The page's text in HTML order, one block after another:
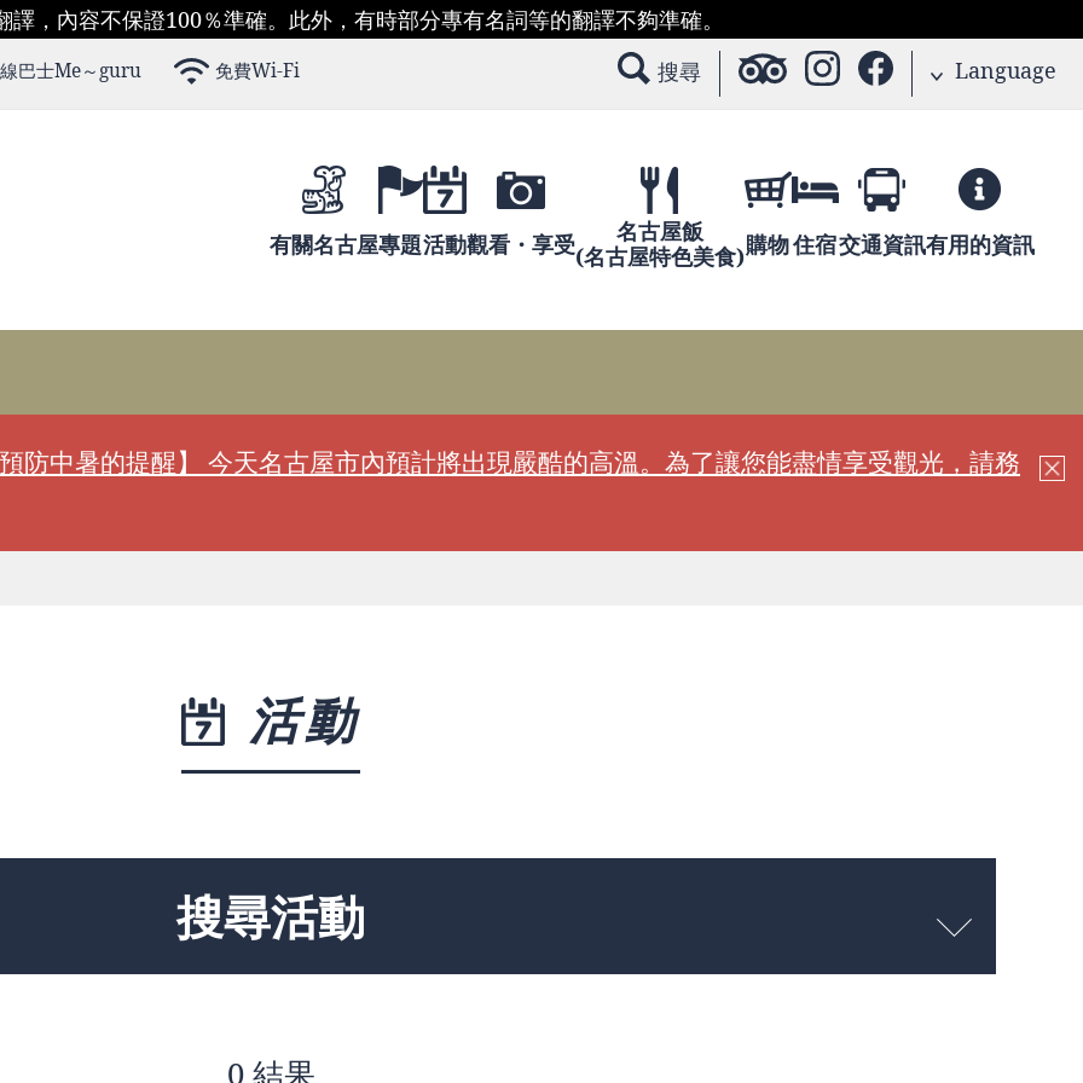
譯，內容不保證100％準確。此外，有時部分專有名詞等的翻譯不夠準確。
巴士Me～guru 免費Wi-Fi 搜尋 Language
有關名古屋專題活動觀看・享受
名古屋飯
(名古屋特色美食)購物住宿交通資訊有用的資訊
防中暑的提醒】 今天名古屋市內預計將出現嚴酷的高溫。為了讓您能盡情享受觀光，請務
活動
搜尋活動
0 結果